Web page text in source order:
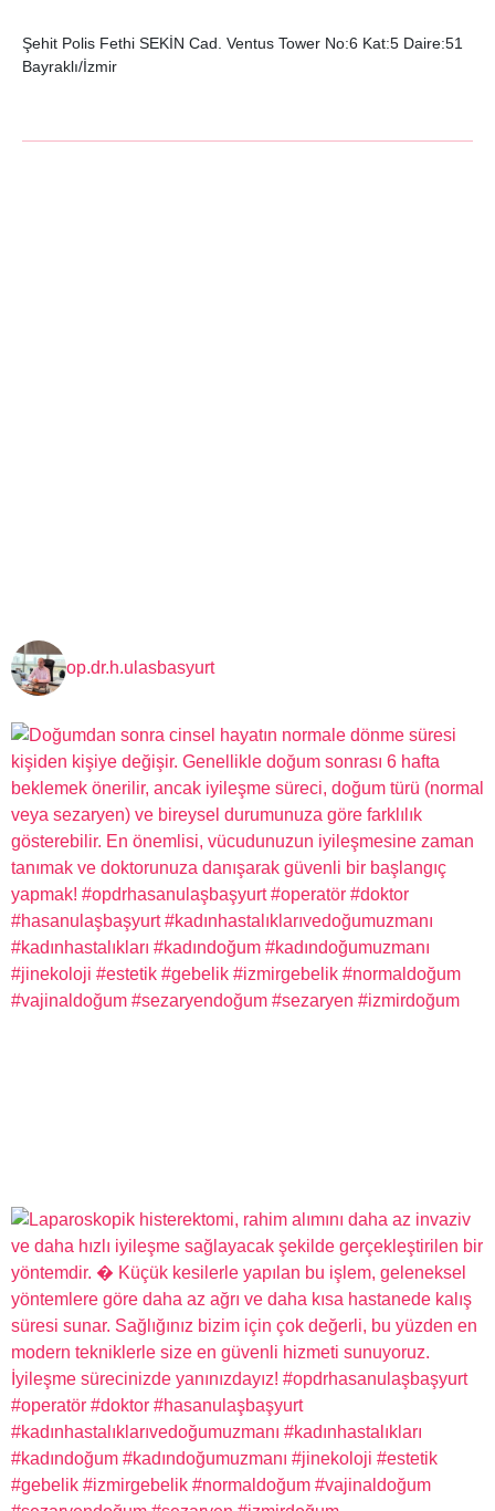
Şehit Polis Fethi SEKİN Cad. Ventus Tower No:6 Kat:5 Daire:51
Bayraklı/İzmir
op.dr.h.ulasbasyurt